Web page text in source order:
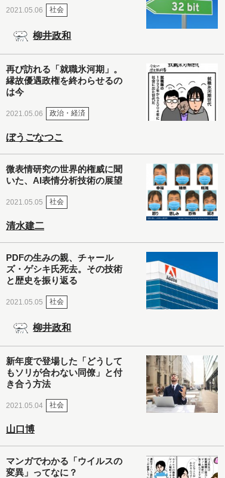
2021.05.06 社会
柳井政和
再び訪れる「就職氷河期」。
縁故優遇政権を終わらせるの
は今
2021.05.06 政治・経済
ぼうごなつこ
微表情研究の世界的権威に聞
いた、AI表情分析技術の展望
2021.05.05 社会
清水建二
PDFの生みの親、チャール
ズ・ゲシキ氏死去。その技術
と歴史を振り返る
2021.05.05 社会
柳井政和
新年度で登場した「どうして
もソリが合わない同僚」と付
き合う方法
2021.05.04 社会
山口博
マンガでわかる「ウイルスの
変異」ってなに？